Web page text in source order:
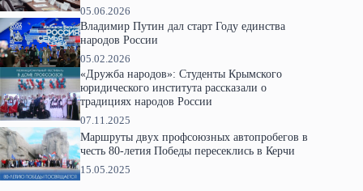
05.06.2026
Владимир Путин дал старт Году единства
народов России
05.02.2026
«Дружба народов»: Студенты Крымского
юридического института рассказали о
традициях народов России
07.11.2025
Маршруты двух профсоюзных автопробегов в
честь 80-летия Победы пересеклись в Керчи
15.05.2025